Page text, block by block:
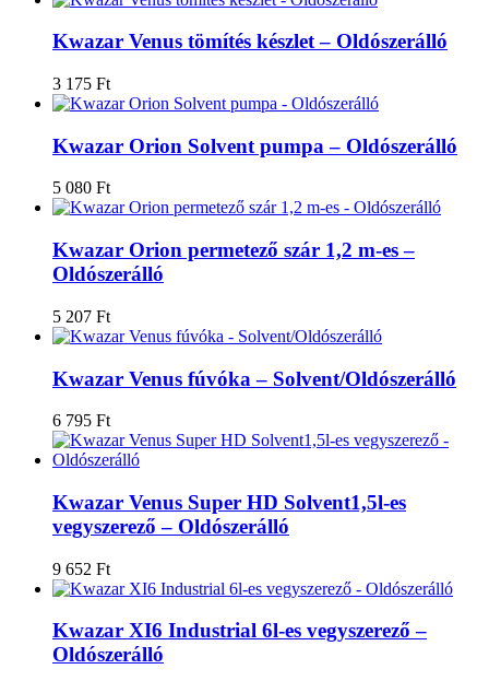
Kwazar Venus tömítés készlet – Oldószerálló
3 175 Ft
Kwazar Orion Solvent pumpa – Oldószerálló
5 080 Ft
Kwazar Orion permetező szár 1,2 m-es –
Oldószerálló
5 207 Ft
Kwazar Venus fúvóka – Solvent/Oldószerálló
6 795 Ft
Kwazar Venus Super HD Solvent1,5l-es
vegyszerező – Oldószerálló
9 652 Ft
Kwazar XI6 Industrial 6l-es vegyszerező –
Oldószerálló